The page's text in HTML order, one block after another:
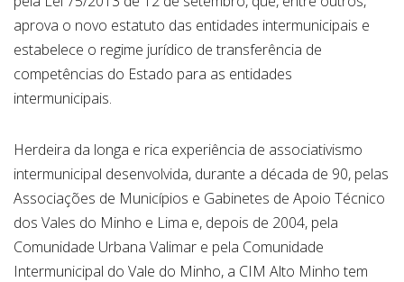
aprova o novo estatuto das entidades intermunicipais e
estabelece o regime jurídico de transferência de
competências do Estado para as entidades
intermunicipais.
Herdeira da longa e rica experiência de associativismo
intermunicipal desenvolvida, durante a década de 90, pelas
Associações de Municípios e Gabinetes de Apoio Técnico
dos Vales do Minho e Lima e, depois de 2004, pela
Comunidade Urbana Valimar e pela Comunidade
Intermunicipal do Vale do Minho, a CIM Alto Minho tem